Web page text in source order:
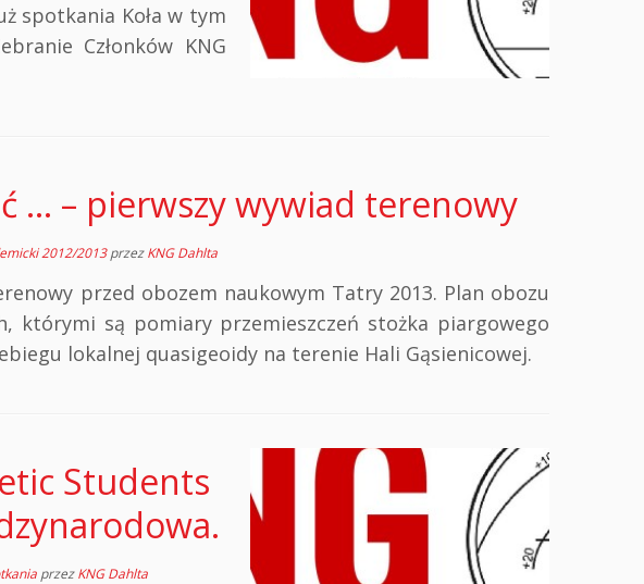
spotkania Koła w tym
Członków KNG
… – pierwszy wywiad terenowy
2012/2013przezKNG Dahlta
przed obozem naukowym Tatry 2013. Plan obozu
którymi są pomiary przemieszczeń stożka piargowego
lokalnej quasigeoidy na terenie Hali Gąsienicowej.
Students
przezKNG Dahlta